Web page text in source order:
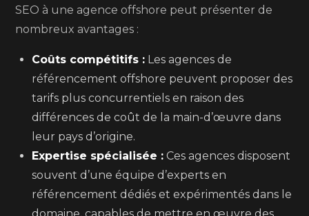
SEO à une agence offshore peut présenter de
nombreux avantages :
Coûts compétitifs : Les agences de
référencement offshore peuvent proposer des
tarifs plus concurrentiels en raison des
différences de coût de la main-d’œuvre dans
leur pays d’origine.
Expertise spécialisée : Ces agences disposent
souvent d’une équipe d’experts en
référencement dédiés et expérimentés dans le